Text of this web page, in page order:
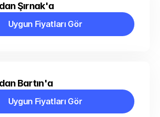
Şırnak'a
Uygun Fiyatları Gör
Uygun Fiyatları Gör
Bartın'a
Uygun Fiyatları Gör
Uygun Fiyatları Gör